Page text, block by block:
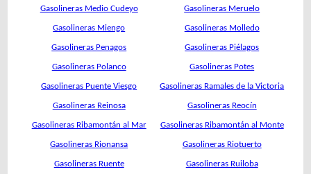
Gasolineras Medio Cudeyo Gasolineras Meruelo
Gasolineras Miengo Gasolineras Molledo
Gasolineras Penagos Gasolineras Piélagos
Gasolineras Polanco Gasolineras Potes
Gasolineras Puente Viesgo Gasolineras Ramales de la Victoria
Gasolineras Reinosa Gasolineras Reocín
Gasolineras Ribamontán al Mar Gasolineras Ribamontán al Monte
Gasolineras Rionansa Gasolineras Riotuerto
Gasolineras Ruente Gasolineras Ruiloba